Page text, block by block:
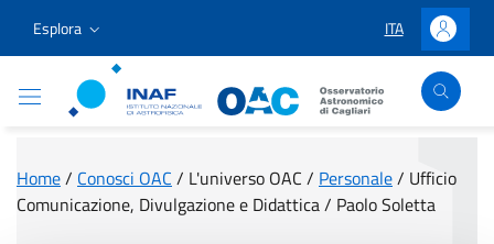
Vai ai contenuti
Vai al menu di navigazione
Vai al footer
Esplora LINGUA
ITA Accedi
Osservatorio Astronomico Cagliari
Home/ Conosci OAC / L'universo OAC / Personale/ Ufficio
Comunicazione, Divulgazione e Didattica/ Paolo Soletta